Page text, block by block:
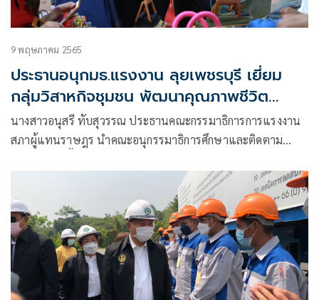
9 พฤษภาคม 2565
ประธานอนุกมธ.แรงงาน ลุยเพชรบุรี เยี่ยม
กลุ่มวิสาหกิจชุมชน พัฒนาคุณภาพชีวิต
แรงงานนอกระบบ
นางสาวอนุสรี ทับสุวรรณ ประธานคณะกรรมาธิการการแรงงาน
สภาผู้แทนราษฎร นำคณะอนุกรรมาธิการศึกษาและติดตาม
วัฒน์ โฆษกกระทรวงแรงงาน (ฝ่ายการเมือง)